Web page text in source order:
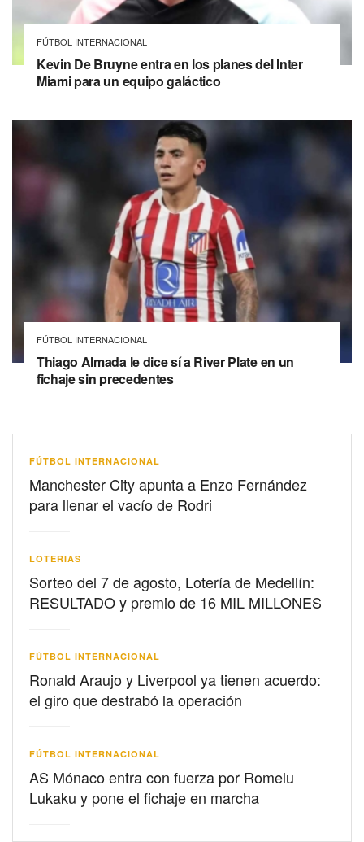
FÚTBOL INTERNACIONAL
Kevin De Bruyne entra en los planes del Inter
Miami para un equipo galáctico
FÚTBOL INTERNACIONAL
Thiago Almada le dice sí a River Plate en un
fichaje sin precedentes
FÚTBOL INTERNACIONAL
Manchester City apunta a Enzo Fernández
para llenar el vacío de Rodri
LOTERIAS
Sorteo del 7 de agosto, Lotería de Medellín:
RESULTADO y premio de 16 MIL MILLONES
FÚTBOL INTERNACIONAL
Ronald Araujo y Liverpool ya tienen acuerdo:
el giro que destrabó la operación
FÚTBOL INTERNACIONAL
AS Mónaco entra con fuerza por Romelu
Lukaku y pone el fichaje en marcha